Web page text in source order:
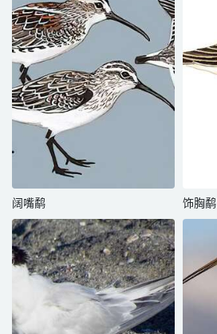
阔嘴鹬 饰胸鹬